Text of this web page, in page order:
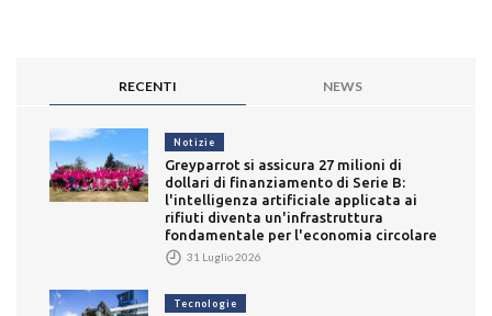
RECENTI NEWS
Notizie
Greyparrot si assicura 27 milioni di
dollari di finanziamento di Serie B:
l'intelligenza artificiale applicata ai
rifiuti diventa un'infrastruttura
fondamentale per l'economia circolare
31 Luglio 2026
Tecnologie